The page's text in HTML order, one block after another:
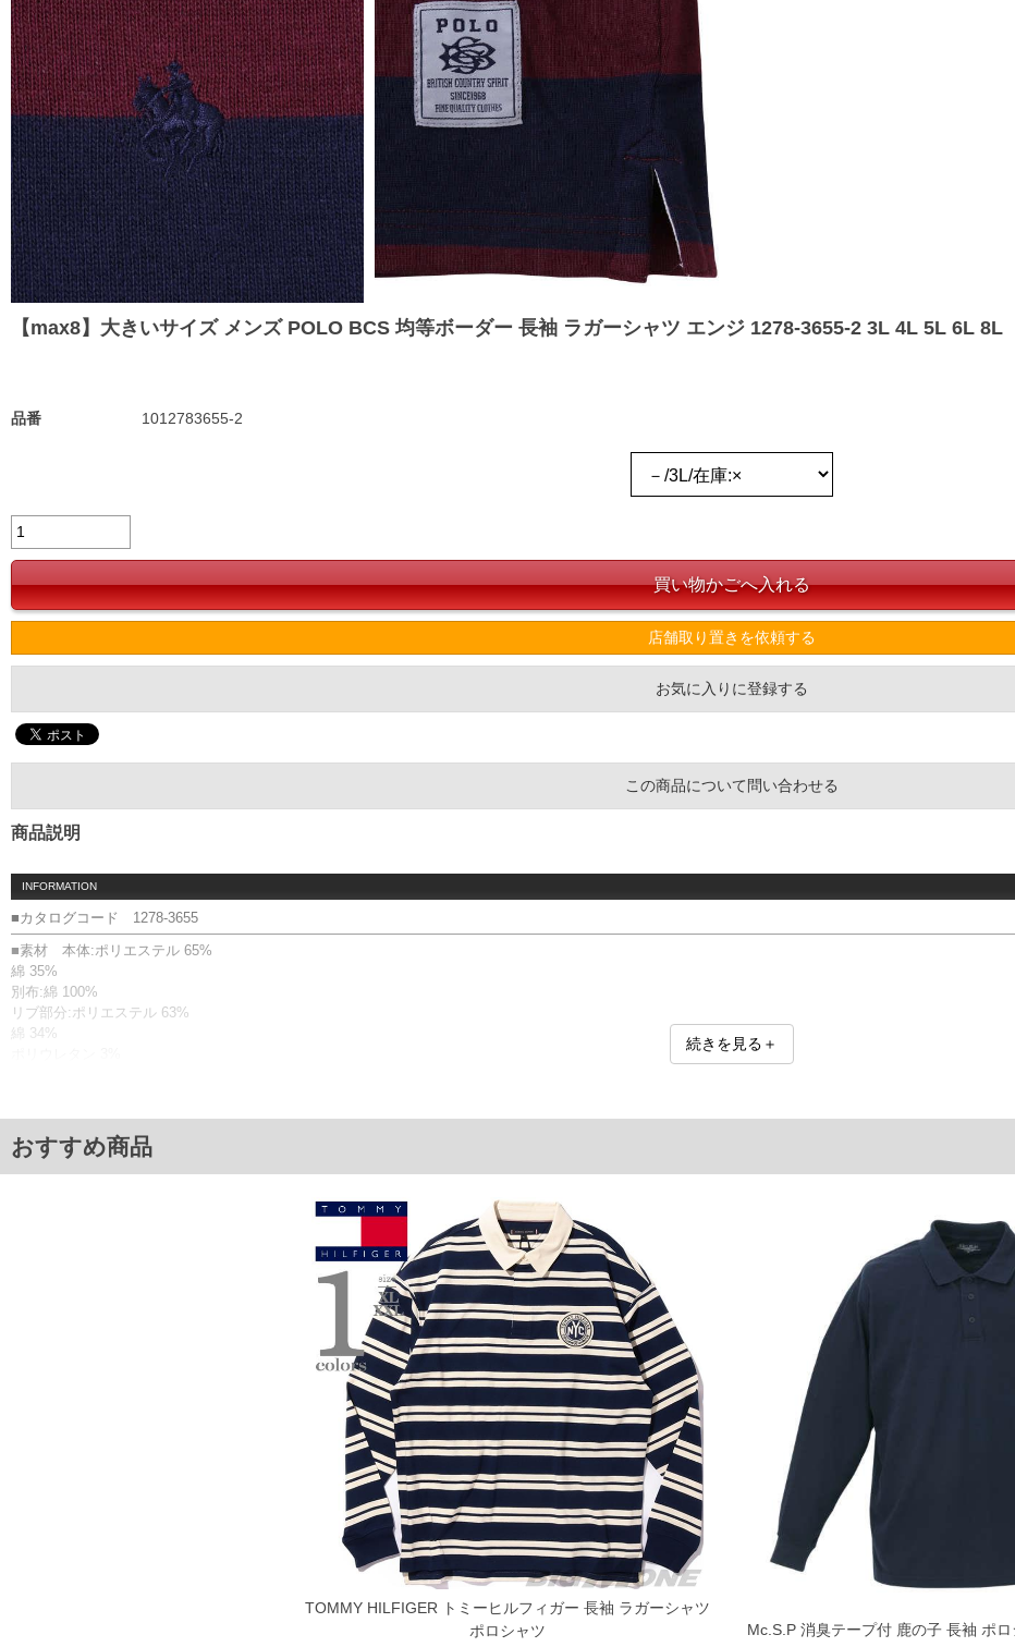
【max8】大きいサイズ メンズ POLO BCS 均等ボーダー 長袖 ラガーシャツ エンジ 1278-3655-2 3L 4L 5L 6L 8L
品番 1012783655-2
店舗取り置きを依頼する
お気に入りに登録する
この商品について問い合わせる
商品説明
INFORMATION
■カタログコード 1278-3655
■素材 本体:ポリエステル 65%
綿 35%
別布:綿 100%
リブ部分:ポリエステル 63%
綿 34%
■サイズ表
返品交換希望の方は、商品到着後1週間以内にご連絡ください。
下着(肌着)やワイシャツは商品の性質上、返品交換不可とさせて頂いております。予めご了承くださいませ。
備考欄に股下●cmとご記入下さい。（裾上げ無料対象商品は1本につき税込6,000円以上の品が対象。1本5,999円以下の商品は有料（500円+税）となります。）
尚、裾上げした商品は返品・交換不可となりますので、予めご了承下さい。
一部、お直しに対応出来ない商品がございます。(例：裾にファスナーや調節ひもが付いている、極端なデザインが施されている等)
※商品によって若干のサイズの誤差がございます。また、お客様がご使用の環境（コンピュータ画面）によって、商品の色味が若干異なる場合がございます。予めご了承ください。
※当店での掲載商品は、実店鋪と在庫を共用しておりますので店頭での売り違い、店舗からのお取り寄せ等により、お客様にご迷惑をお掛けしてしまう場合がございます。そのような
続きを見る＋
おすすめ商品
TOMMY HILFIGER トミーヒルフィガー 長袖 ラガーシャツ
ポロシャツ
Mc.S.P 消臭テープ付 鹿の子 長袖 ポロ